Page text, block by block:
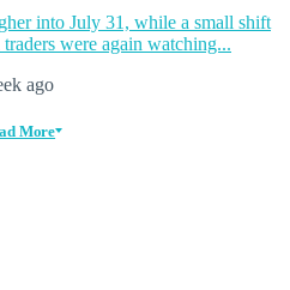
into July 31, while a small shift
were again watching...
ago
More